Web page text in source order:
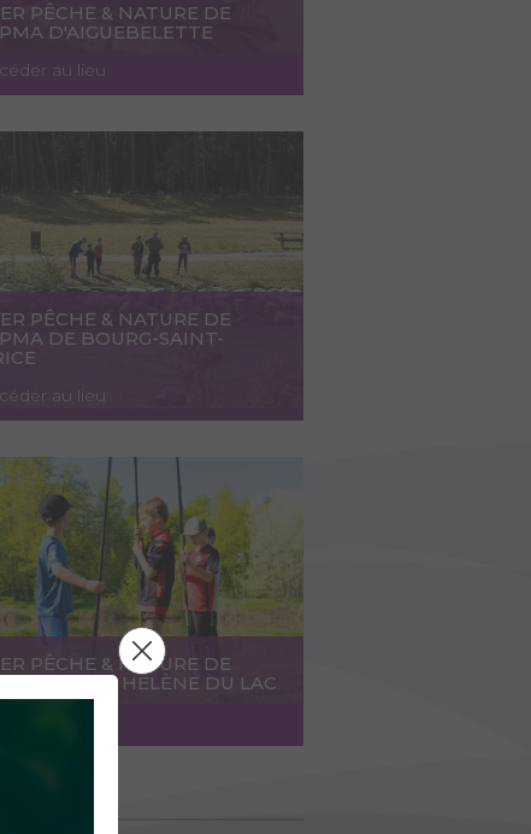
PÊCHE & NATURE DE
D'AIGUEBELETTE
au lieu
PÊCHE & NATURE DE
DE BOURG-SAINT-
au lieu
PÊCHE & NATURE DE
DE STE HÉLÈNE DU LAC